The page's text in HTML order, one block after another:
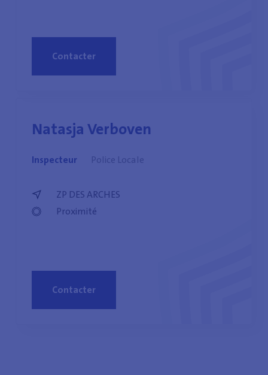
Contacter
Natasja Verboven
Inspecteur Police Locale
ZP DES ARCHES
Proximité
Contacter